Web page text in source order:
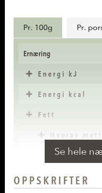
Næringsinnhold
Pr. 100g Pr.
Ernæring
Energi kJ
Energi kcal
Fett
Hvorav
Karbohydrater
Hvorav
Se hele
OPPSKRIFTER